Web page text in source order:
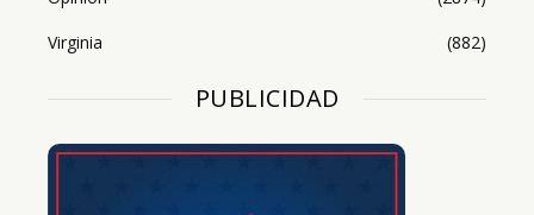
Virginia
(882)
PUBLICIDAD